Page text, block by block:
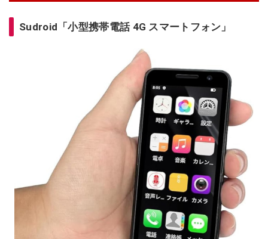
Sudroid「小型携帯電話 4G スマートフォン」